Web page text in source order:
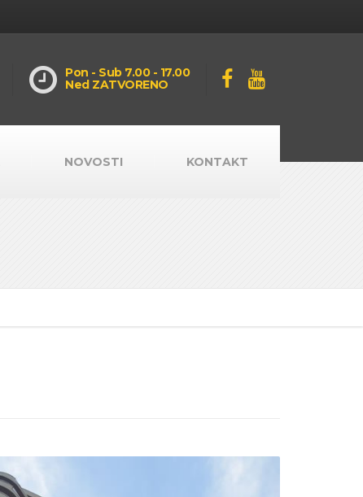
Pon - Sub 7.00 - 17.00
Ned ZATVORENO
NOVOSTI KONTAKT